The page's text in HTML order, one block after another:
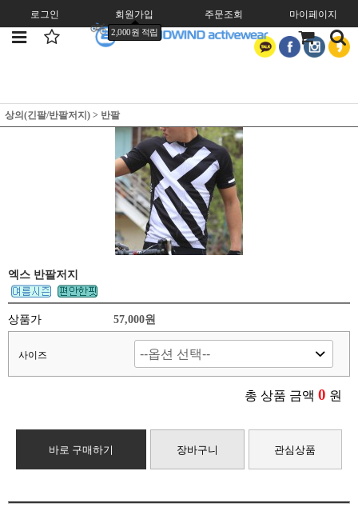
로그인 회원가입
2,000원 적립
주문조회 마이페이지
상의(긴팔/반팔저지) > 반팔
엑스 반팔저지
상품가 57,000원
사이즈
총 상품 금액 0 원
바로 구매하기 장바구니 관심상품